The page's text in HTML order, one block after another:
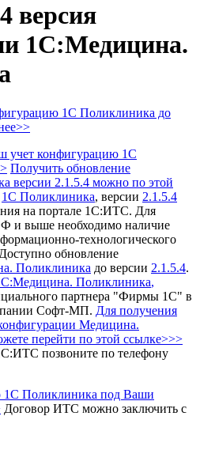
версия
1С:Медицина.
1С Поликлиника до
учет конфигурацию 1С
Получить обновление
версии 2.1.5.4 можно по этой
1С Поликлиника, версии 2.1.5.4
на портале 1С:ИТС. Для
и выше необходимо наличие
технологического
Доступно обновление
Поликлиника до версии 2.1.5.4.
Поликлиника,
партнера "Фирмы 1С" в
Софт-МП. Для получения
Медицина.
перейти по этой ссылке>>>
позвоните по телефону
1С Поликлиника под Ваши
Договор ИТС можно заключить с